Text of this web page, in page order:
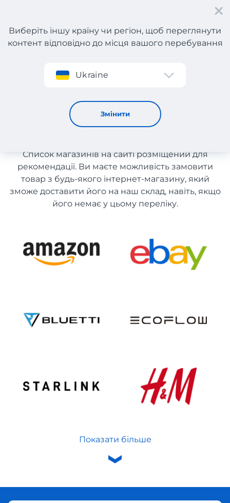
Реєстрація
Виберіть іншу країну чи регіон, щоб переглянути
контент відповідно до місця вашого перебування
Ukraine
Змінити
Вітаміни для очей та зору
Вітаміни для очей та зору з
доставкою в Україну
Список магазинів на сайті розміщений для
рекомендації. Ви маєте можливість замовити
товар з будь-якого інтернет-магазину, який
зможе доставити його на наш склад, навіть, якщо
його немає у цьому переліку.
Показати більше